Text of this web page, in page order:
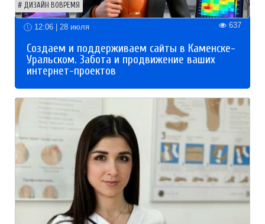
ДИЗАЙН ВОВРЕМЯ
12:06 | 28 июля 637
Создаем и поддерживаем сайты в Каменске-
Уральском. Забота и продвижение ваших
интернет-проектов